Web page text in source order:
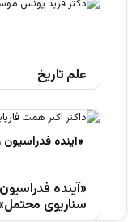
علم تاریخ
«آینده
سناریوی